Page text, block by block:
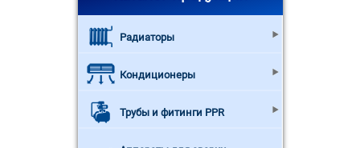
Радиаторы
Кондиционеры
Трубы и фитинги PPR